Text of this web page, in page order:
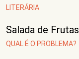
LITERÁRIA
Salada de Frutas
QUAL É O PROBLEMA?